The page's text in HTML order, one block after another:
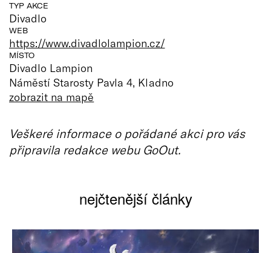
TYP AKCE
Divadlo
WEB
https://www.divadlolampion.cz/
MÍSTO
Divadlo Lampion
Náměstí Starosty Pavla 4, Kladno
zobrazit na mapě
Veškeré informace o pořádané akci pro vás
připravila redakce webu GoOut.
nejčtenější články